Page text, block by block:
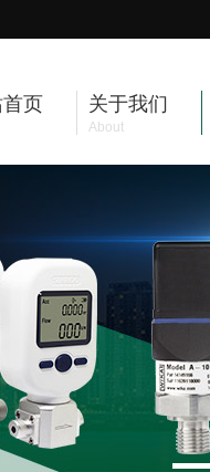
首页 关于我们
About